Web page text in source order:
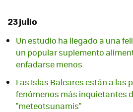
23 julio
Un estudio ha llegado a una
un popular suplemento
enfadarse menos
Las Islas Baleares están a las
fenómenos más inquietantes
"meteotsunamis"